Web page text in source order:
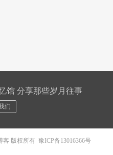
馆 分享那些岁月往事
们
客 版权所有 豫ICP备13016366号